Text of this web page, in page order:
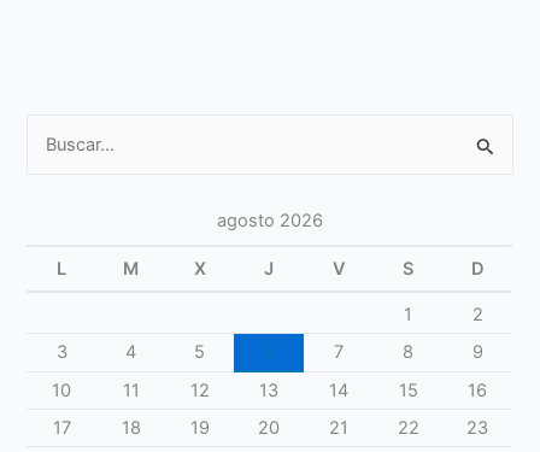
Fibromyalgia
and
pregnancy:
review
agosto 2026
L M X J V S D
1
2
3
4 5 7 8
9
10
11 12 13 14 15
16
17
18 19 20 21 22
23